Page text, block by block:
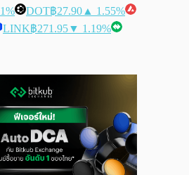
DOT฿27.90 ▲ 1.55%
LINK฿271.95▼ 1.19%